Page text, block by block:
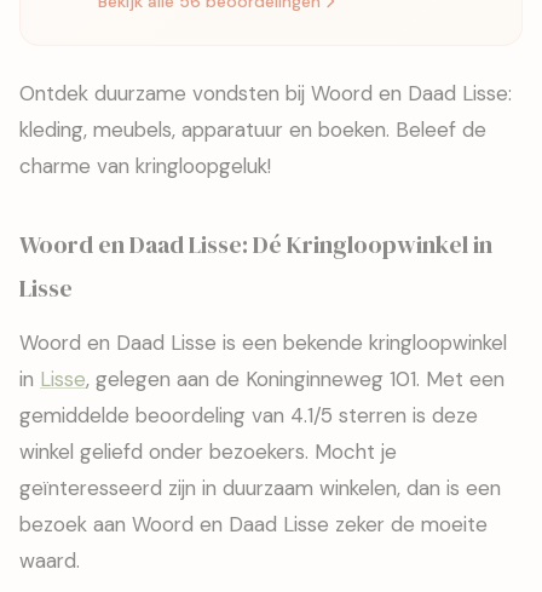
Ontdek duurzame vondsten bij Woord en Daad Lisse:
kleding, meubels, apparatuur en boeken. Beleef de
charme van kringloopgeluk!
Woord en Daad Lisse: Dé Kringloopwinkel in
Lisse
Woord en Daad Lisse is een bekende kringloopwinkel
in Lisse, gelegen aan de Koninginneweg 101. Met een
gemiddelde beoordeling van 4.1/5 sterren is deze
winkel geliefd onder bezoekers. Mocht je
geïnteresseerd zijn in duurzaam winkelen, dan is een
bezoek aan Woord en Daad Lisse zeker de moeite
waard.